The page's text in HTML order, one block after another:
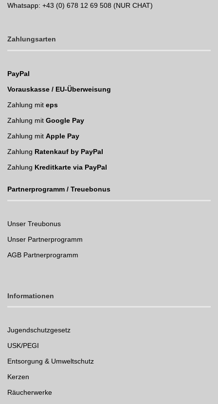
Whatsapp: +43 (0) 678 12 69 508 (NUR CHAT)
Zahlungsarten
PayPal
Vorauskasse / EU-Überweisung
Zahlung mit eps
Zahlung mit Google Pay
Zahlung mit Apple Pay
Zahlung Ratenkauf by PayPal
Zahlung Kreditkarte via PayPal
Partnerprogramm / Treuebonus
Unser Treubonus
Unser Partnerprogramm
AGB Partnerprogramm
Informationen
Jugendschutzgesetz
USK/PEGI
Entsorgung & Umweltschutz
Kerzen
Räucherwerke